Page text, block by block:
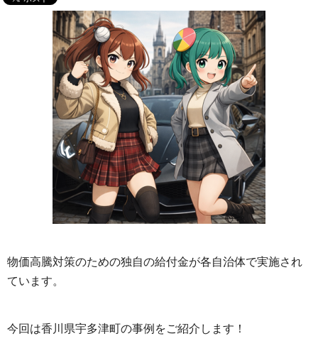
物価高騰対策のための独自の給付金が各自治体で実施され
ています。
今回は香川県宇多津町の事例をご紹介します！